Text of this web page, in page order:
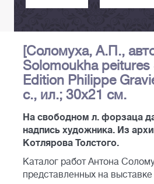
[Соломуха, А.П.,
Solomoukha
Edition Philippe
с., ил.; 30х21 см.
На свободном л. форзаца
надпись художника. Из
Котлярова Толстого.
Каталог работ Антона
представленных на